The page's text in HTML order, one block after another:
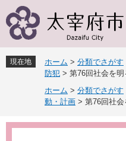
ー
先
頭
ニ
を
飛
現在地 ホーム > 分類でさがす
防犯 > 第76回社会を
ホーム > 分類でさがす
動・計画 > 第76回社
本